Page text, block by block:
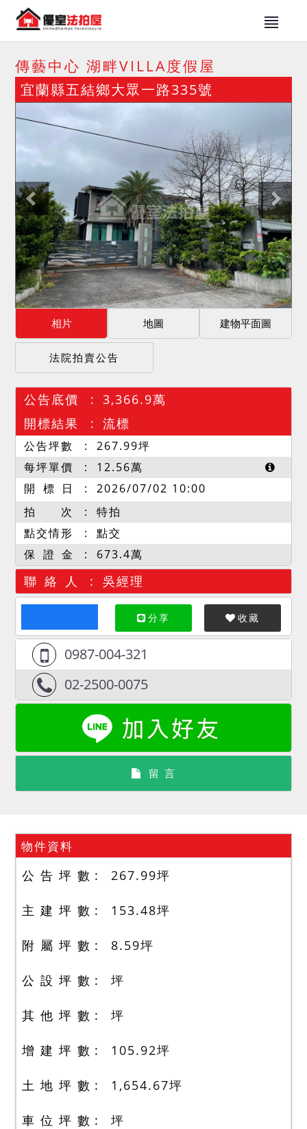
傳藝中心 湖畔VILLA度假屋
宜蘭縣五結鄉大眾一路335號
相片 地圖 建物平面圖
法院拍賣公告
公告底價
3,366.9萬
開標結果
流標
公告坪數 267.99坪
每坪單價
12.56萬
開 標 日
2026/07/02 10:00
拍 次
特拍
點交情形
點交
保 證 金
673.4萬
聯 絡 人 吳經理
分享 收藏
0987-004-321
02-2500-0075
留 言
物件資料
公 告 坪 數 267.99坪
主 建 坪 數 153.48坪
附 屬 坪 數 8.59坪
公 設 坪 數 坪
其 他 坪 數 坪
增 建 坪 數 105.92坪
土 地 坪 數 1,654.67坪
車 位 坪 數 坪